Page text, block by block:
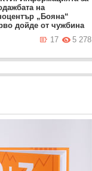
на
„Бояна“
дойде от чужбина
5 278
17